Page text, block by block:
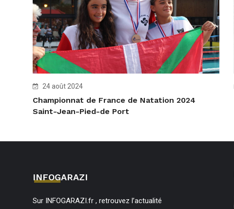
24 août 2024
Championnat de France de Natation 2024
Saint-Jean-Pied-de Port
INFOGARAZI
Sur INFOGARAZI.fr , retrouvez l’actualité